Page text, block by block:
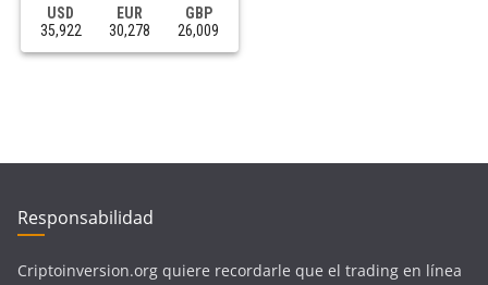
USD
35,922
EUR
30,278
GBP
26,009
Responsabilidad
Criptoinversion.org quiere recordarle que el trading en línea